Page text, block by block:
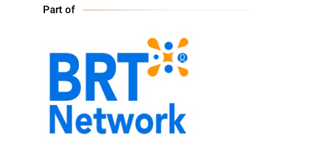
Part of